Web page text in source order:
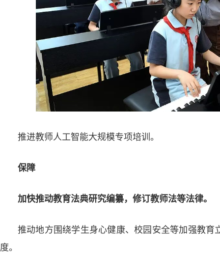
推进教师人工智能大规模专项培训。
保障
加快推动教育法典研究编纂，修订教师法等法律。
推动地方围绕学生身心健康、校园安全等加强教
度。